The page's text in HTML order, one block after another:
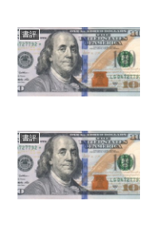
書評
書評